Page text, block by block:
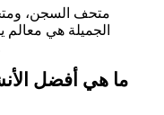
متحف السجن،
الجميلة هي
ما هي أفضل